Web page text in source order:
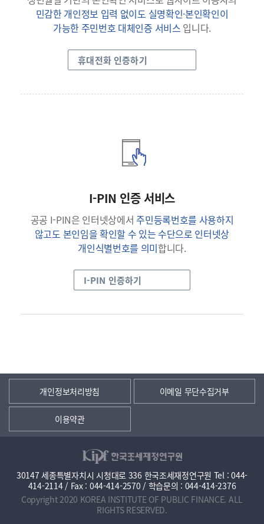
민감한 개인정보 입력 없이도 실명확인·본인확인이
가능한 주민번호 대체인증 서비스 입니다.
휴대전화 인증하기
I-PIN 인증 서비스
공공 I-PIN은 인터넷상에서주민등록번호를 사용하지
않고도 본인임을 확인할 수 있는 수단으로 인터넷상
개인식별번호를 의미합니다.
I-PIN 인증하기
개인정보처리방침 이메일 무단수집거부
이용약관
30147 세종특별자치시 시청대로 336 한국조세재정연구원 Tel : 044-
414-2114 / Fax : 044-414-2570 / 학습문의 : 044-414-2376
Copyright 2020 KOREA INSTITUTE OF PUBLIC FINANCE. ALL
RIGHTS RESERVED.